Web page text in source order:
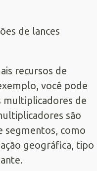
de lances
recursos de
você pode
multiplicadores de
são
segmentos, como
geográfica, tipo